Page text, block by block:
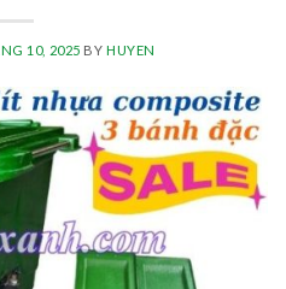
10, 2025 BY HUYEN